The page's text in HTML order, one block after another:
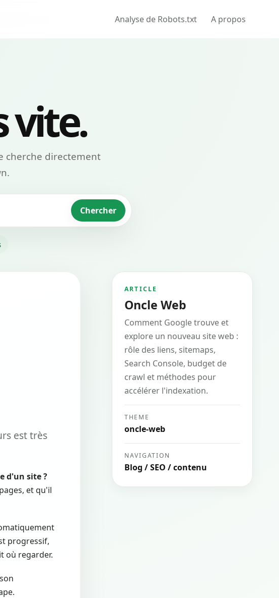
Analyse de Robots.txt A propos
vite.
cherche directement
Chercher
est très
d'un site ?
et qu'il
progressif,
où regarder.
ARTICLE
Oncle Web
Comment Google trouve et
explore un nouveau site web :
rôle des liens, sitemaps,
Search Console, budget de
crawl et méthodes pour
accélérer l'indexation.
THEME
oncle-web
NAVIGATION
Blog / SEO / contenu